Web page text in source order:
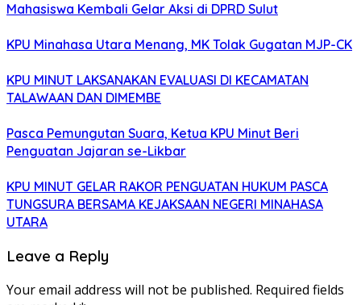
Mahasiswa Kembali Gelar Aksi di DPRD Sulut
KPU Minahasa Utara Menang, MK Tolak Gugatan MJP-CK
KPU MINUT LAKSANAKAN EVALUASI DI KECAMATAN
TALAWAAN DAN DIMEMBE
Pasca Pemungutan Suara, Ketua KPU Minut Beri
Penguatan Jajaran se-Likbar
KPU MINUT GELAR RAKOR PENGUATAN HUKUM PASCA
TUNGSURA BERSAMA KEJAKSAAN NEGERI MINAHASA
UTARA
Leave a Reply
Your email address will not be published. Required fields